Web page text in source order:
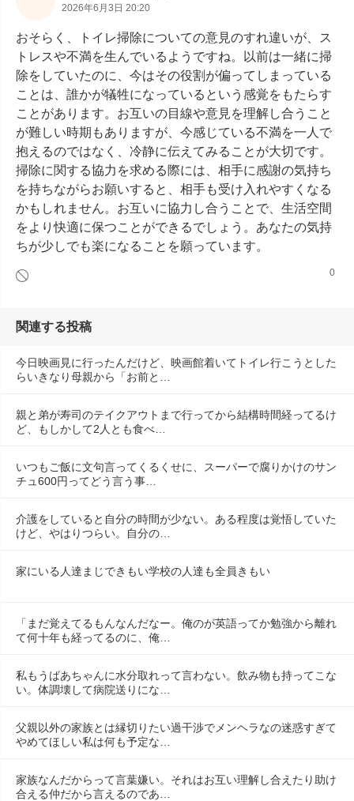
2026年6月3日 20:20
おそらく、トイレ掃除についての意見のすれ違いが、ス
トレスや不満を生んでいるようですね。以前は一緒に掃
除をしていたのに、今はその役割が偏ってしまっている
ことは、誰かが犠牲になっているという感覚をもたらす
ことがあります。お互いの目線や意見を理解し合うこと
が難しい時期もありますが、今感じている不満を一人で
抱えるのではなく、冷静に伝えてみることが大切です。
掃除に関する協力を求める際には、相手に感謝の気持ち
を持ちながらお願いすると、相手も受け入れやすくなる
かもしれません。お互いに協力し合うことで、生活空間
をより快適に保つことができるでしょう。あなたの気持
ちが少しでも楽になることを願っています。
0
関連する投稿
今日映画見に行ったんだけど、映画館着いてトイレ行こうとした
らいきなり母親から「お前と…
親と弟が寿司のテイクアウトまで行ってから結構時間経ってるけ
ど、もしかして2人とも食べ…
いつもご飯に文句言ってくるくせに、スーパーで腐りかけのサン
チュ600円ってどう言う事…
介護をしていると自分の時間が少ない。ある程度は覚悟していた
けど、やはりつらい。自分の…
家にいる人達まじできもい学校の人達も全員きもい
「まだ覚えてるもんなんだなー。俺のが英語ってか勉強から離れ
て何十年も経ってるのに、俺…
私もうばあちゃんに水分取れって言わない。飲み物も持ってこな
い。体調壊して病院送りにな…
父親以外の家族とは縁切りたい過干渉でメンヘラなの迷惑すぎて
やめてほしい私は何も予定な…
家族なんだからって言葉嫌い。それはお互い理解し合えたり助け
合える仲だから言えるのであ…